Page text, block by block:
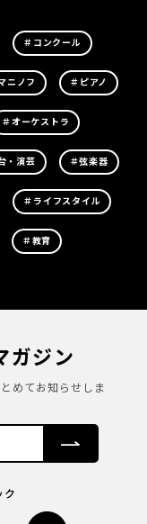
＃コンクール
ニノフ ＃ピアノ
＃オーケストラ
・演芸 ＃弦楽器
＃ライフスタイル
＃教育
ガジン
めてお知らせしま
ク